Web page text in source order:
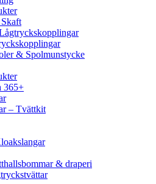
& Spolmunstycke
365+
– Tvättkit
& draperi